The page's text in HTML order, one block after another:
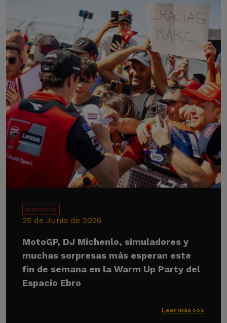
Experiencias
25 de Junio de 2026
MotoGP, DJ Michenlo, simuladores y
muchas sorpresas más esperan este
fin de semana en la Warm Up Party del
Espacio Ebro
Leer más >>>